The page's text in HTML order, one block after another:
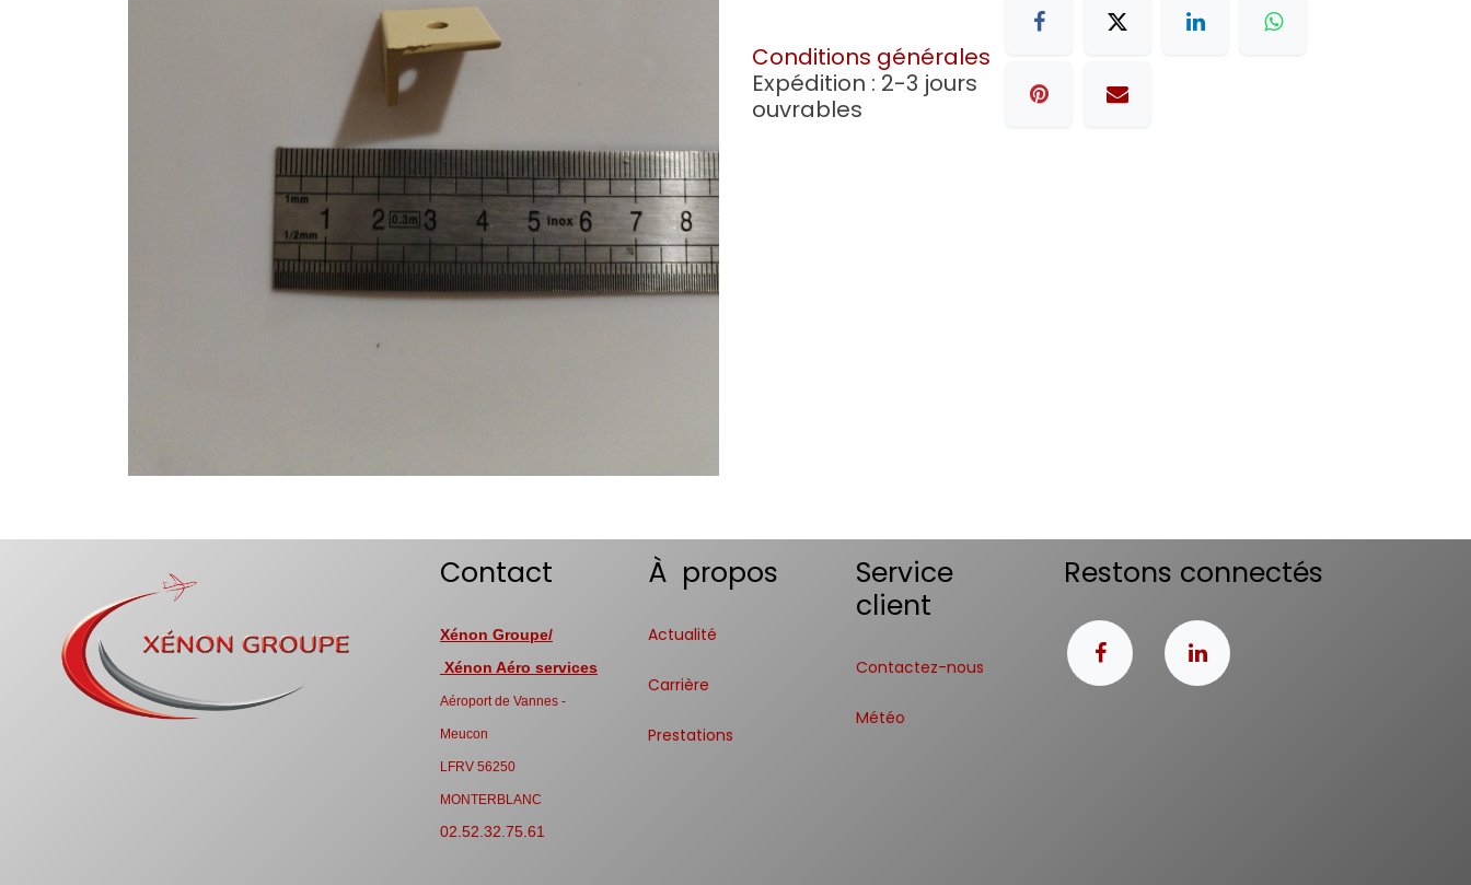
Conditions générales
Expédition : 2-3 jours
ouvrables
Contact
Xénon Groupe/
Xénon Aéro services
Aéroport de Vannes -
Meucon
LFRV 56250
MONTERBLANC
02.52.32.75.61
À propos
Actualité
Carrière
Prestations
Service
client
Contactez-nous
Météo
Restons connectés